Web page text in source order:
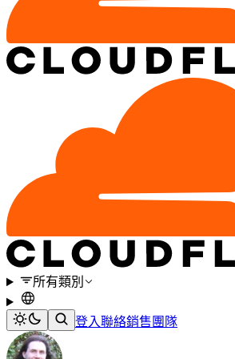
所有類別
登入聯絡銷售團隊